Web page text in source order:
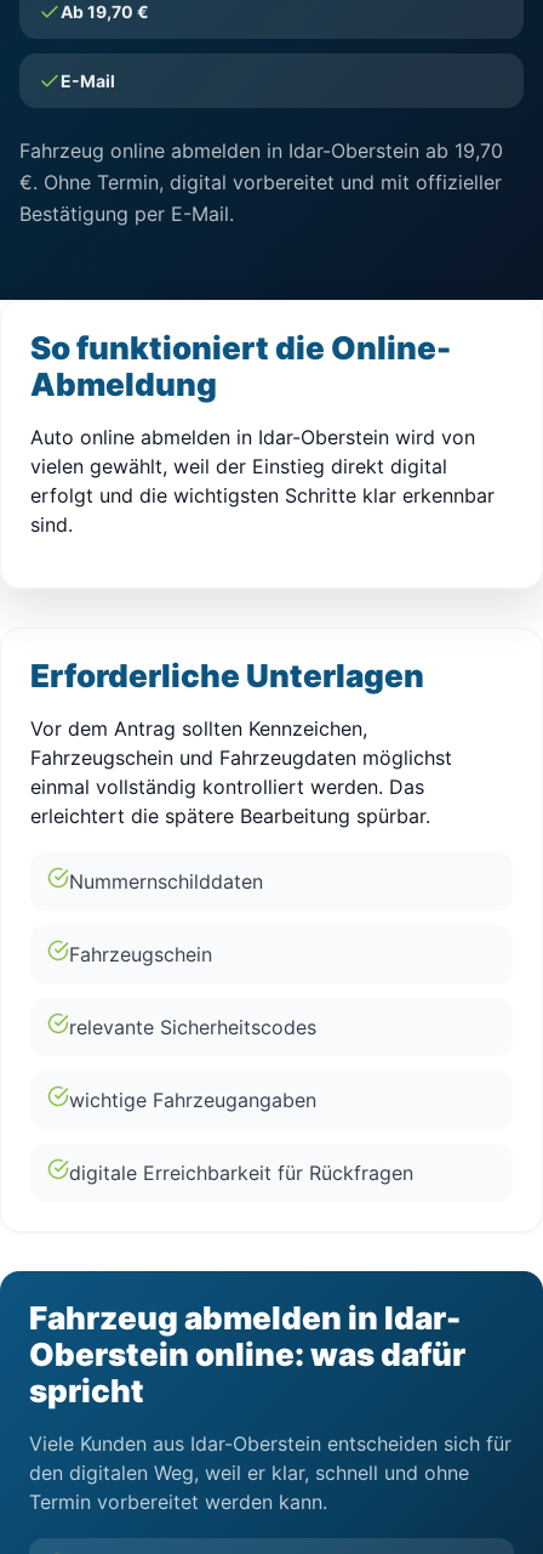
Ab 19,70 €
E-Mail
Fahrzeug online abmelden in Idar-Oberstein ab 19,70
€. Ohne Termin, digital vorbereitet und mit offizieller
Bestätigung per E-Mail.
So funktioniert die Online-
Abmeldung
Auto online abmelden in Idar-Oberstein wird von
vielen gewählt, weil der Einstieg direkt digital
erfolgt und die wichtigsten Schritte klar erkennbar
sind.
Erforderliche Unterlagen
Vor dem Antrag sollten Kennzeichen,
Fahrzeugschein und Fahrzeugdaten möglichst
einmal vollständig kontrolliert werden. Das
erleichtert die spätere Bearbeitung spürbar.
Nummernschilddaten
Fahrzeugschein
relevante Sicherheitscodes
wichtige Fahrzeugangaben
digitale Erreichbarkeit für Rückfragen
Fahrzeug abmelden in Idar-
Oberstein online: was dafür
spricht
Viele Kunden aus Idar-Oberstein entscheiden sich für
den digitalen Weg, weil er klar, schnell und ohne
Termin vorbereitet werden kann.